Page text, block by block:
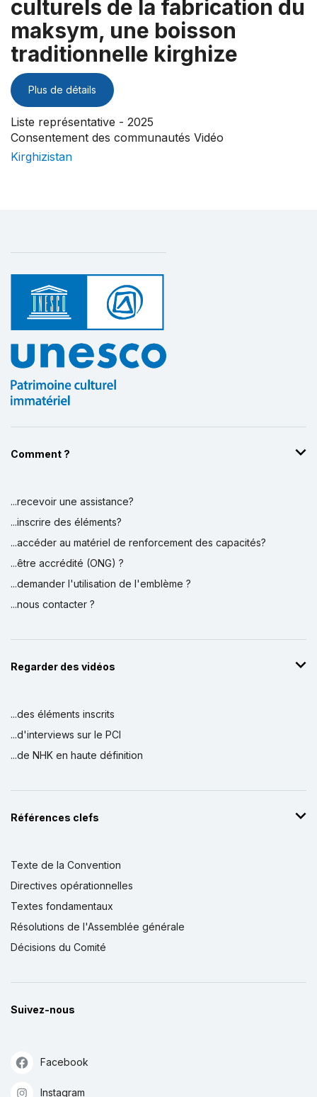
culturels de la fabrication du
maksym, une boisson
traditionnelle kirghize
Plus de détails
Liste représentative - 2025
Consentement des communautés Vidéo
Kirghizistan
Comment ?
...recevoir une assistance?
...inscrire des éléments?
...accéder au matériel de renforcement des capacités?
...être accrédité (ONG) ?
...demander l'utilisation de l'emblème ?
...nous contacter ?
Regarder des vidéos
...des éléments inscrits
...d'interviews sur le PCI
...de NHK en haute définition
Références clefs
Texte de la Convention
Directives opérationnelles
Textes fondamentaux
Résolutions de l'Assemblée générale
Décisions du Comité
Suivez-nous
Facebook
Instagram